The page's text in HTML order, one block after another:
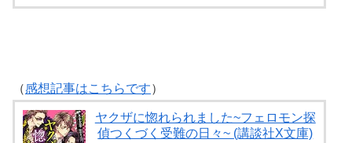
（感想記事はこちらです）
ヤクザに惚れられました~フェロモン探
偵つくづく受難の日々~ (講談社X文庫)